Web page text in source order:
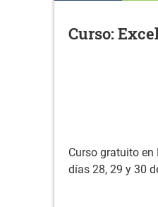
Curso:
Curso gratuito
días 28, 29 y 30